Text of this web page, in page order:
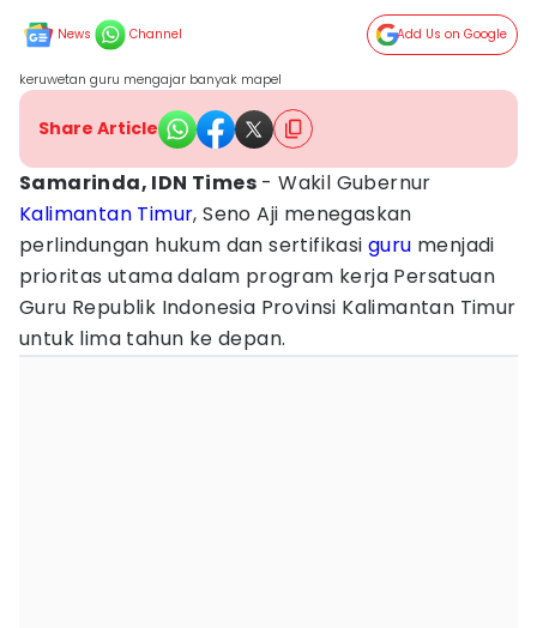
News Channel Add Us on Google
keruwetan guru mengajar banyak mapel
Share Article
Samarinda, IDN Times - Wakil Gubernur
Kalimantan Timur, Seno Aji menegaskan
perlindungan hukum dan sertifikasi guru menjadi
prioritas utama dalam program kerja Persatuan
Guru Republik Indonesia Provinsi Kalimantan Timur
untuk lima tahun ke depan.